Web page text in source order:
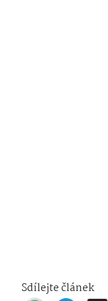
Sdílejte článek